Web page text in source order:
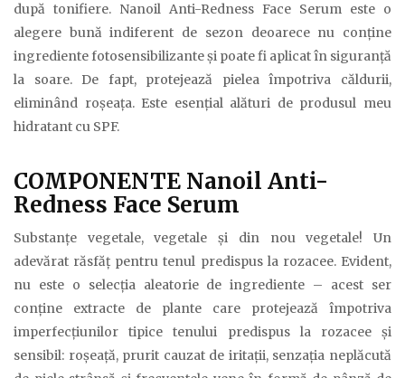
după tonifiere. Nanoil Anti-Redness Face Serum este o
alegere bună indiferent de sezon deoarece nu conține
ingrediente fotosensibilizante și poate fi aplicat în siguranță
la soare. De fapt, protejează pielea împotriva căldurii,
eliminând roșeața. Este esențial alături de produsul meu
hidratant cu SPF.
COMPONENTE Nanoil Anti-
Redness Face Serum
Substanțe vegetale, vegetale și din nou vegetale! Un
adevărat răsfăț pentru tenul predispus la rozacee. Evident,
nu este o selecția aleatorie de ingrediente – acest ser
conține extracte de plante care protejează împotriva
imperfecțiunilor tipice tenului predispus la rozacee și
sensibil: roșeață, prurit cauzat de iritații, senzația neplăcută